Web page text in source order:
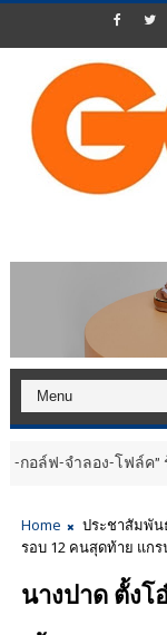
-โฟล์ค” ร้องจ๊าก!! อุป
Home ประชาสัมพัน
รอบ 12 คนสุดท้าย แกร
นางปาด ตั้ง